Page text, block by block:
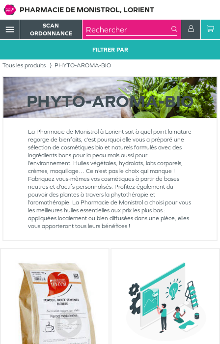
PHARMACIE DE MONISTROL, LORIENT
menu
SCAN
ORDONNANCE
Tous les produits PHYTO-AROMA-BIO
FILTRER PAR
PHYTO-AROMA-BIO
La Pharmacie de Monistrol à Lorient sait à quel point la nature
regorge de bienfaits, c’est pourquoi elle vous a préparé une
sélection de cosmétiques bio et naturels formulés avec des
ingrédients bons pour la peau mais aussi pour
l’environnement. Huiles végétales, hydrolats, laits corporels,
crèmes, maquillage… Ce n’est pas le choix qui manque !
Fabriquez vous-mêmes vos cosmétiques à partir de bases
neutres et d’actifs personnalisés. Profitez également du
pouvoir des plantes à travers la phytothérapie et
l’aromathérapie. La Pharmacie de Monistrol a choisi pour vous
les meilleures huiles essentielles aux prix les plus bas :
appliquées localement ou bien diffusées dans une pièce, elles
vous apporteront tous leurs bénéfices !